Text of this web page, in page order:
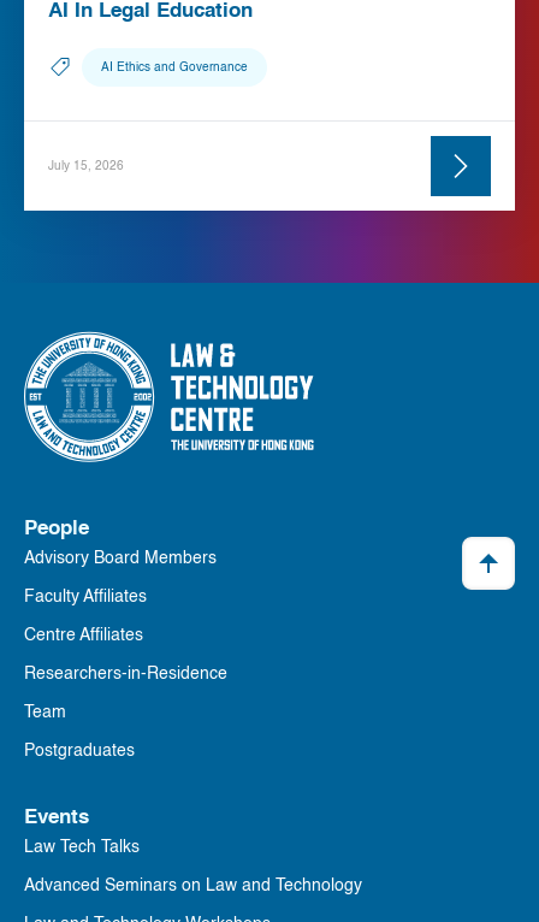
AI In Legal Education
AI Ethics and Governance
July 15, 2026
People
Advisory Board Members
Faculty Affiliates
Centre Affiliates
Researchers-in-Residence
Team
Postgraduates
Events
Law Tech Talks
Advanced Seminars on Law and Technology